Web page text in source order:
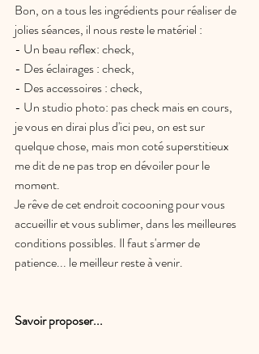
Bon, on a tous les ingrédients pour réaliser de
jolies séances, il nous reste le matériel :
- Un beau reflex: check,
- Des éclairages : check,
- Des accessoires : check,
- Un studio photo: pas check mais en cours,
je vous en dirai plus d'ici peu, on est sur
quelque chose, mais mon coté superstitieux
me dit de ne pas trop en dévoiler pour le
moment.
Je rêve de cet endroit cocooning pour vous
accueillir et vous sublimer, dans les meilleures
conditions possibles. Il faut s'armer de
patience... le meilleur reste à venir.
Savoir proposer...